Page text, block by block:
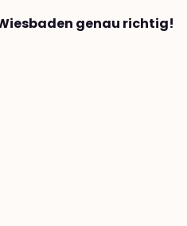
genau richtig!